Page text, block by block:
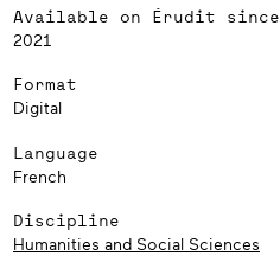
Available on Érudit since
2021
Format
Digital
Language
French
Discipline
Humanities and Social Sciences